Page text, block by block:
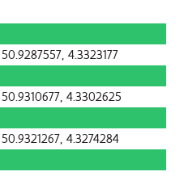
50.9287557, 4.3323177
50.9310677, 4.3302625
50.9321267, 4.3274284